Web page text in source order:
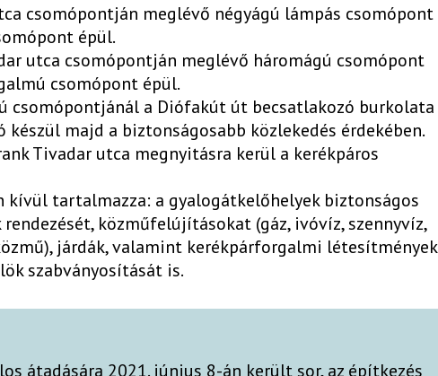
csomópontján meglévő négyágú lámpás csomópont
épül.
utca csomópontján meglévő háromágú csomópont
csomópont épül.
csomópontjánál a Diófakút út becsatlakozó burkolata
készül majd a biztonságosabb közlekedés érdekében.
Tivadar utca megnyitásra kerül a kerékpáros
tartalmazza: a gyalogátkelőhelyek biztonságos
közműfelújításokat (gáz, ivóvíz, szennyvíz,
járdák, valamint kerékpárforgalmi létesítmények
szabványosítását is.
átadására 2021. június 8-án került sor, az építkezés